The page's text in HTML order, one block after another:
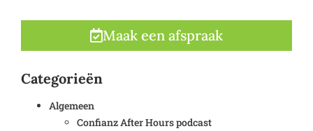
Maak een afspraak
Categorieën
Algemeen
Confianz After Hours podcast